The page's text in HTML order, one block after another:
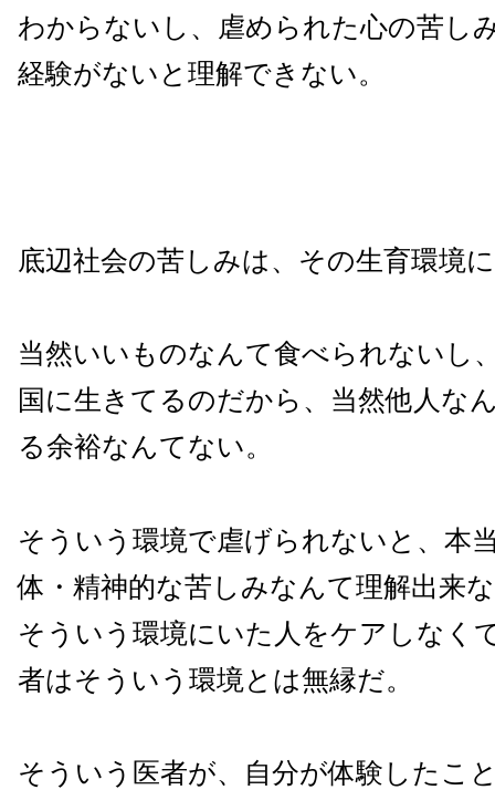
わからないし、虐められた心の苦し
経験がないと理解できない。
底辺社会の苦しみは、その生育環境
当然いいものなんて食べられないし
国に生きてるのだから、当然他人な
る余裕なんてない。
そういう環境で虐げられないと、本
体・精神的な苦しみなんて理解出来
そういう環境にいた人をケアしなく
者はそういう環境とは無縁だ。
そういう医者が、自分が体験したこ